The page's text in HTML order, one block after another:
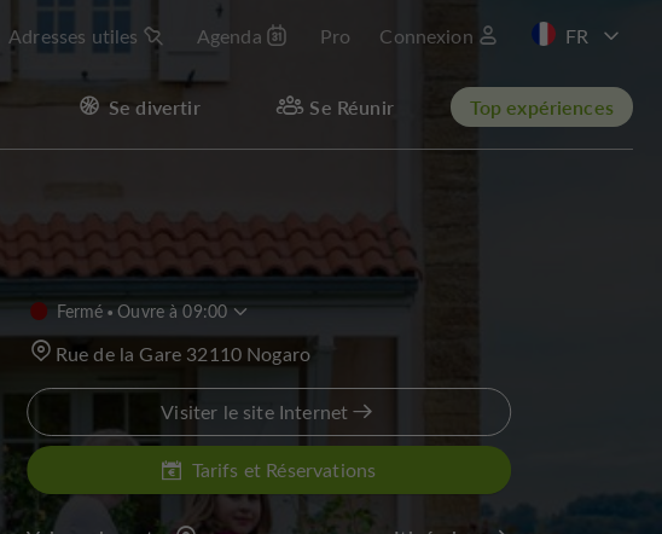
Adresses utiles Agenda Pro Connexion
EN
Se divertir Se Réunir Top expériences
Fermé Ouvre à 09:00
Rue de la Gare 32110 Nogaro
Visiter le site Internet
Tarifs et Réservations